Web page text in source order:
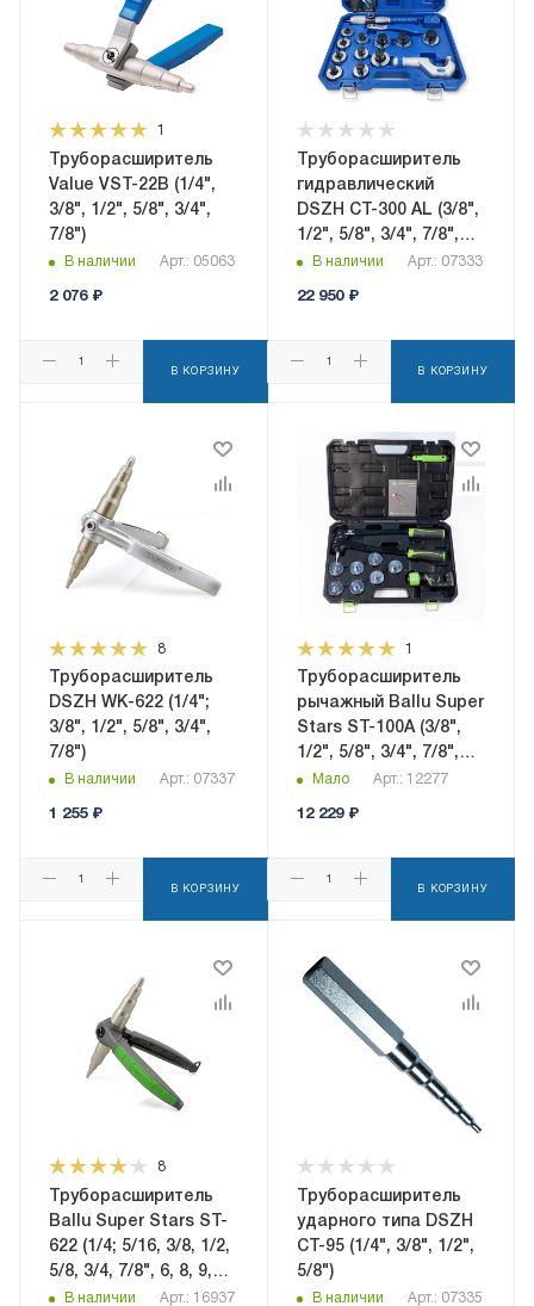
1
Труборасширитель
Value VST-22B (1/4",
3/8", 1/2", 5/8", 3/4",
7/8")
В наличии Арт.: 05063
2 076₽
В КОРЗИНУ
Труборасширитель
гидравлический
DSZH CT-300 AL (3/8",
1/2", 5/8", 3/4", 7/8",
1",1_1/8",1_1/4",1_3/8",1_1/
В наличии Арт.: 07333
22 950₽
В КОРЗИНУ
8
Труборасширитель
DSZH WK-622 (1/4";
3/8", 1/2", 5/8", 3/4",
7/8")
В наличии Арт.: 07337
1 255₽
В КОРЗИНУ
1
Труборасширитель
рычажный Ballu Super
Stars ST-100A (3/8",
1/2", 5/8", 3/4", 7/8",
1",1_1/8"; труборез
Мало Арт.: 12277
12 229₽
В КОРЗИНУ
8
Труборасширитель
Ballu Super Stars ST-
622 (1/4; 5/16, 3/8, 1/2,
5/8, 3/4, 7/8", 6, 8, 9,
10, 12, 16, 19, 22мм)
В наличии Арт.: 16937
Труборасширитель
ударного типа DSZH
CT-95 (1/4", 3/8", 1/2",
5/8")
В наличии Арт.: 07335